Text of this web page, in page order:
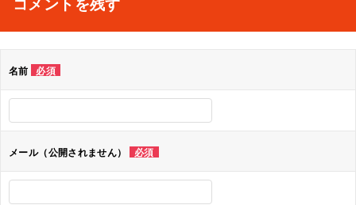
ビ
シ
ョ
ン
名前 必須
メール（公開されません） 必須